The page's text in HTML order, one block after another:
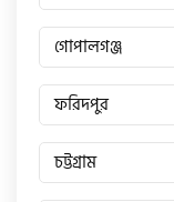
গোপালগঞ্জ
ফরিদপুর
চট্টগ্রাম